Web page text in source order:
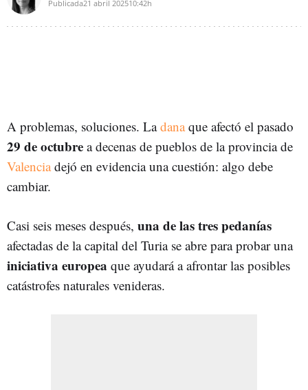
Publicada21 abril 202510:42h
A problemas, soluciones. Ladanaque afectó el pasado
29 de octubre a decenas de pueblos de la provincia de
Valenciadejó en evidencia una cuestión: algo debe
cambiar.
Casi seis meses después, una de las tres pedanías
afectadas de la capital del Turia se abre para probar una
iniciativa europea que ayudará a afrontar las posibles
catástrofes naturales venideras.